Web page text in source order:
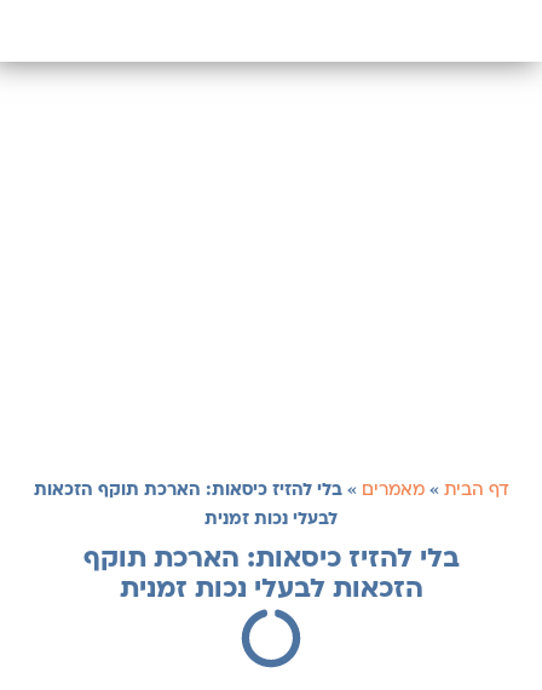
דף הבית »מאמרים »בלי להזיז כיסאות: הארכת תוקף הזכאות
לבעלי נכות זמנית
בלי להזיז כיסאות: הארכת תוקף
הזכאות לבעלי נכות זמנית